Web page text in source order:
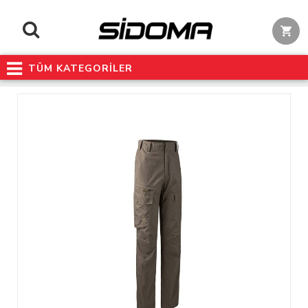
TÜM KATEGORİLER